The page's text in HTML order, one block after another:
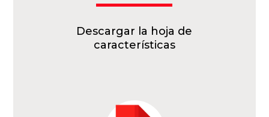
Descargar la hoja de
características